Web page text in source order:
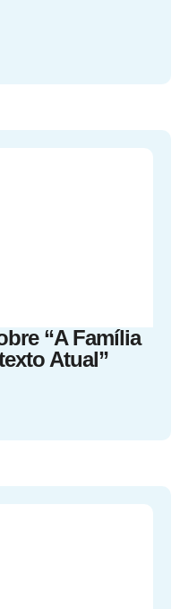
“A Família
Atual”